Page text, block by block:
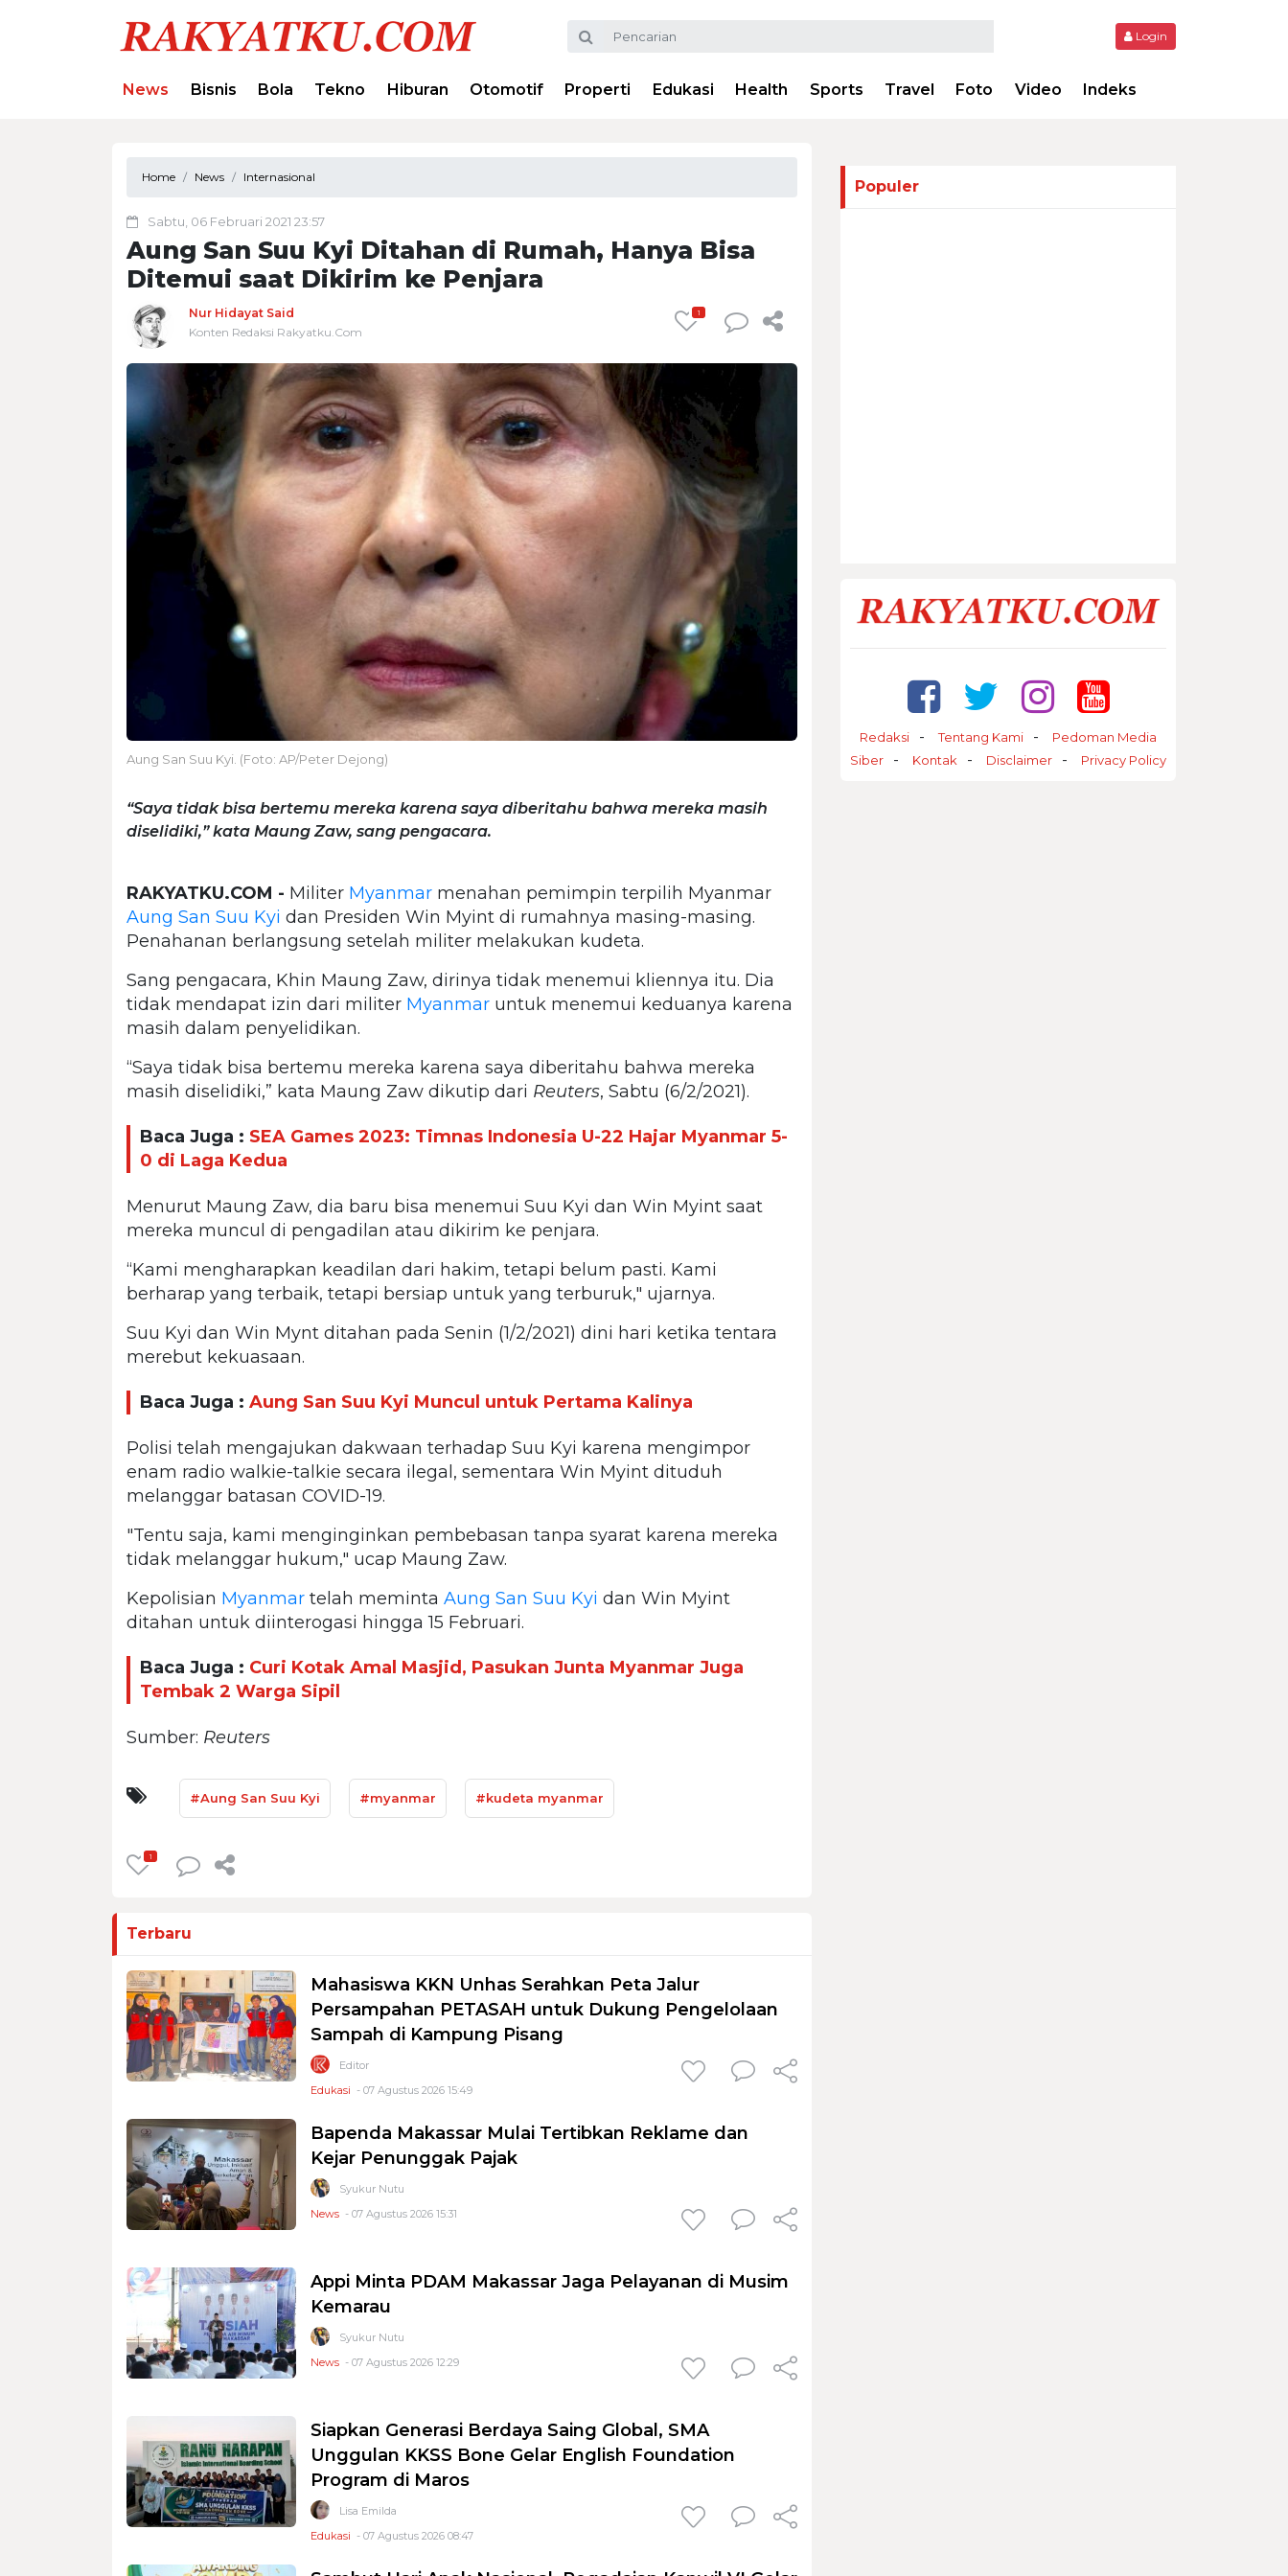
Login
News Bisnis Bola Tekno Hiburan Otomotif Properti Edukasi Health Sports Travel Foto Video Indeks
Home News Internasional
Sabtu, 06 Februari 2021 23:57
Aung San Suu Kyi Ditahan di Rumah, Hanya Bisa
Ditemui saat Dikirim ke Penjara
Nur Hidayat Said
Konten Redaksi Rakyatku.Com
1
Aung San Suu Kyi. (Foto: AP/Peter Dejong)
“Saya tidak bisa bertemu mereka karena saya diberitahu bahwa mereka masih
diselidiki,” kata Maung Zaw, sang pengacara.
RAKYATKU.COM - Militer Myanmar menahan pemimpin terpilih Myanmar
Aung San Suu Kyi dan Presiden Win Myint di rumahnya masing-masing.
Penahanan berlangsung setelah militer melakukan kudeta.
Sang pengacara, Khin Maung Zaw, dirinya tidak menemui kliennya itu. Dia
tidak mendapat izin dari militer Myanmar untuk menemui keduanya karena
masih dalam penyelidikan.
“Saya tidak bisa bertemu mereka karena saya diberitahu bahwa mereka
masih diselidiki,” kata Maung Zaw dikutip dari Reuters, Sabtu (6/2/2021).
Baca Juga : SEA Games 2023: Timnas Indonesia U-22 Hajar Myanmar 5-
0 di Laga Kedua
Menurut Maung Zaw, dia baru bisa menemui Suu Kyi dan Win Myint saat
mereka muncul di pengadilan atau dikirim ke penjara.
“Kami mengharapkan keadilan dari hakim, tetapi belum pasti. Kami
berharap yang terbaik, tetapi bersiap untuk yang terburuk," ujarnya.
Suu Kyi dan Win Mynt ditahan pada Senin (1/2/2021) dini hari ketika tentara
merebut kekuasaan.
Baca Juga : Aung San Suu Kyi Muncul untuk Pertama Kalinya
Polisi telah mengajukan dakwaan terhadap Suu Kyi karena mengimpor
enam radio walkie-talkie secara ilegal, sementara Win Myint dituduh
melanggar batasan COVID-19.
"Tentu saja, kami menginginkan pembebasan tanpa syarat karena mereka
tidak melanggar hukum," ucap Maung Zaw.
Kepolisian Myanmar telah meminta Aung San Suu Kyi dan Win Myint
ditahan untuk diinterogasi hingga 15 Februari.
Baca Juga : Curi Kotak Amal Masjid, Pasukan Junta Myanmar Juga
Tembak 2 Warga Sipil
Sumber: Reuters
#Aung San Suu Kyi #myanmar #kudeta myanmar
1
Terbaru
Mahasiswa KKN Unhas Serahkan Peta Jalur
Persampahan PETASAH untuk Dukung Pengelolaan
Sampah di Kampung Pisang
Editor
Edukasi - 07 Agustus 2026 15:49
Bapenda Makassar Mulai Tertibkan Reklame dan
Kejar Penunggak Pajak
Syukur Nutu
News - 07 Agustus 2026 15:31
Appi Minta PDAM Makassar Jaga Pelayanan di Musim
Kemarau
Syukur Nutu
News - 07 Agustus 2026 12:29
Siapkan Generasi Berdaya Saing Global, SMA
Unggulan KKSS Bone Gelar English Foundation
Program di Maros
Lisa Emilda
Edukasi - 07 Agustus 2026 08:47
Populer
Redaksi Tentang Kami
Pedoman Media
Siber
Kontak Disclaimer Privacy Policy